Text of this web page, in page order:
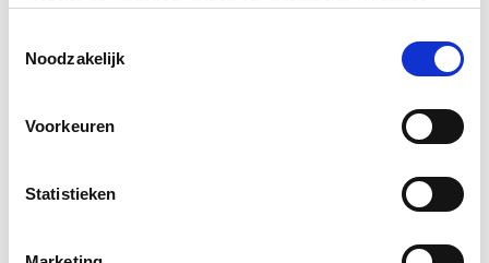
communicatie aan jouw interesses aan. We slaan je
Noodzakelijk
Voorkeuren
Statistieken
Profielglans